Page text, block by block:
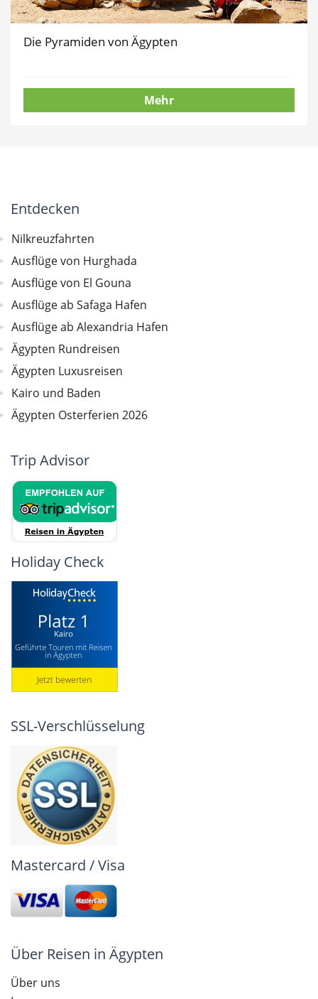
Die Pyramiden von Ägypten
Mehr
Entdecken
Nilkreuzfahrten
Ausflüge von Hurghada
Ausflüge von El Gouna
Ausflüge ab Safaga Hafen
Ausflüge ab Alexandria Hafen
Ägypten Rundreisen
Ägypten Luxusreisen
Kairo und Baden
Ägypten Osterferien 2026
Trip Advisor
Holiday Check
SSL-Verschlüsselung
Mastercard / Visa
Über Reisen in Ägypten
Über uns